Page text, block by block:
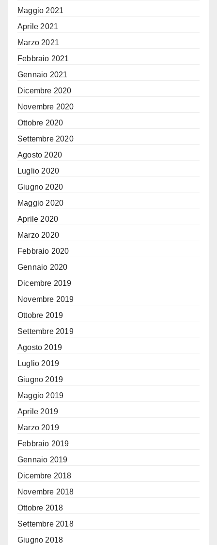
Maggio 2021
Aprile 2021
Marzo 2021
Febbraio 2021
Gennaio 2021
Dicembre 2020
Novembre 2020
Ottobre 2020
Settembre 2020
Agosto 2020
Luglio 2020
Giugno 2020
Maggio 2020
Aprile 2020
Marzo 2020
Febbraio 2020
Gennaio 2020
Dicembre 2019
Novembre 2019
Ottobre 2019
Settembre 2019
Agosto 2019
Luglio 2019
Giugno 2019
Maggio 2019
Aprile 2019
Marzo 2019
Febbraio 2019
Gennaio 2019
Dicembre 2018
Novembre 2018
Ottobre 2018
Settembre 2018
Giugno 2018